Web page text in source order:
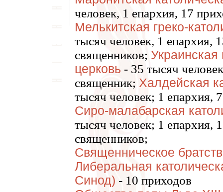
человек, 1 епархия, 17
Мелькитская греко-
тысяч человек, 1 епархия,
священников; Украинская
церковь - 35 тысяч
священник; Халдейская
тысяч человек; 1 епархия,
Сиро-малабарская
тысяч человек; 1 епархия,
священников;
Священническое
Либеральная
Синод) - 10 приходов